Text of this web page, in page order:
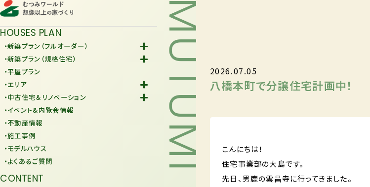
HOUSES PLAN
・新築プラン（フルオーダー）
-Fiore
・新築プラン（規格住宅）
-規格住宅
-KURAFIT
-JiU
・平屋プラン
・エリア
-潟上市
-由利本荘市
・中古住宅＆リノベーション
-中古住宅
-リノベーション
・イベント&内覧会情報
・不動産情報
・施工事例
・モデルハウス
・よくあるご質問
CONTENT
2026.07.05
八橋本町で分譲住宅計画中！
こんにちは！
住宅事業部の大島です。
先日、男鹿の雲昌寺に行ってきました。